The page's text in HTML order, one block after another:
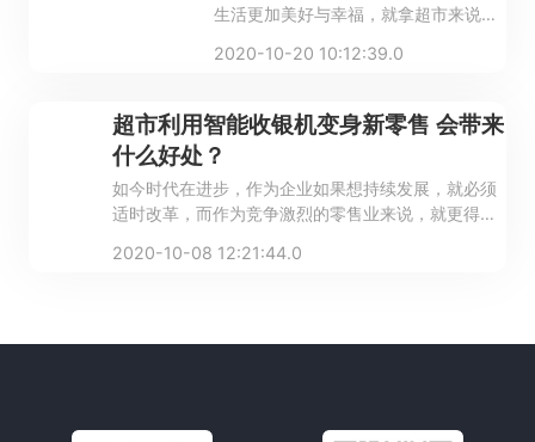
生活更加美好与幸福，就拿超市来说，
溜的长队，让顾客等得又累又焦急，但
账无需再这么麻烦了，从一定程度上提
高了顾客购物满意度。
2020-10-20 10:12:39.0
超市利用智能收银机变身新零售 会带来
什么好处？
如今时代在进步，作为企业如果想持续发展，就必须
适时改革，而作为竞争激烈的零售业来说，就更得先
2020-10-08 12:21:44.0